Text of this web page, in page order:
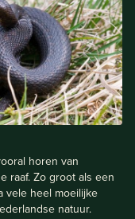
horen van
raaf. Zo groot als een
vele heel moeilijke
natuur.